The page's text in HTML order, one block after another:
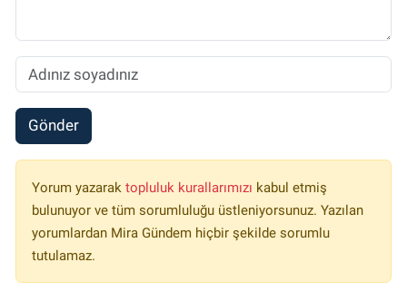
Gönder
Yorum yazarak topluluk kurallarımızı kabul etmiş
bulunuyor ve tüm sorumluluğu üstleniyorsunuz. Yazılan
yorumlardan Mira Gündem hiçbir şekilde sorumlu
tutulamaz.